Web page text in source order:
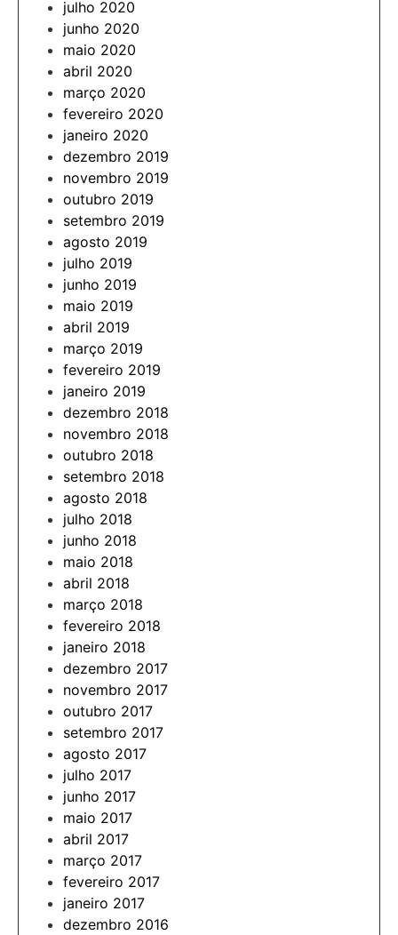
julho 2020
junho 2020
maio 2020
abril 2020
março 2020
fevereiro 2020
janeiro 2020
dezembro 2019
novembro 2019
outubro 2019
setembro 2019
agosto 2019
julho 2019
junho 2019
maio 2019
abril 2019
março 2019
fevereiro 2019
janeiro 2019
dezembro 2018
novembro 2018
outubro 2018
setembro 2018
agosto 2018
julho 2018
junho 2018
maio 2018
abril 2018
março 2018
fevereiro 2018
janeiro 2018
dezembro 2017
novembro 2017
outubro 2017
setembro 2017
agosto 2017
julho 2017
junho 2017
maio 2017
abril 2017
março 2017
fevereiro 2017
janeiro 2017
dezembro 2016